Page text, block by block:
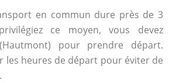
en commun dure près de 3
ce moyen, vous devez
pour prendre départ.
les heures de départ pour éviter de